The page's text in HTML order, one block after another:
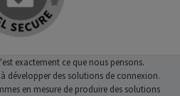
exactement ce que nous pensons.
développer des solutions de connexion.
en mesure de produire des solutions